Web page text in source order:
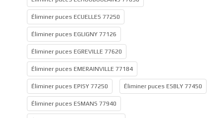
Éliminer puces ECUELLES 77250
Éliminer puces EGLIGNY 77126
Éliminer puces EGREVILLE 77620
Éliminer puces EMERAINVILLE 77184
Éliminer puces EPISY 77250 Éliminer puces ESBLY 77450
Éliminer puces ESMANS 77940